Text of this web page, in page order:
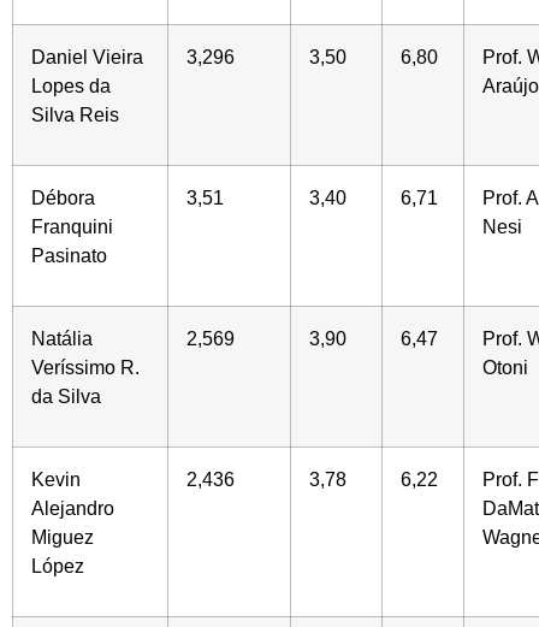
Daniel Vieira
Lopes da
Silva Reis
3,296 3,50 6,80
Prof.
Araújo
Débora
Franquini
Pasinato
3,51 3,40 6,71
Prof.
Nesi
Natália
Veríssimo R.
da Silva
2,569 3,90 6,47
Prof.
Otoni
Kevin
Alejandro
Miguez
López
2,436 3,78 6,22
Prof.